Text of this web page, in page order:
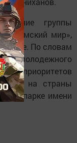
группы
Исламский мир»,
По словам
молодежного
приоритетов
— на страны
в IT-парке имени